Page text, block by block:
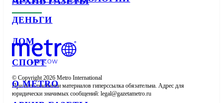
ДЕНЬГИ
ДОМ
СПОРТ
О METRO
© Copyright 2026 Metro International
При использовании материалов гиперссылка обязательна. Адрес для
юридически значимых сообщений: